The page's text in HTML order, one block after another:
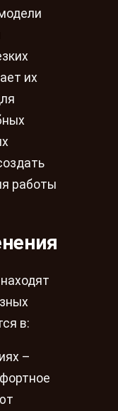
их
работы
в:
–